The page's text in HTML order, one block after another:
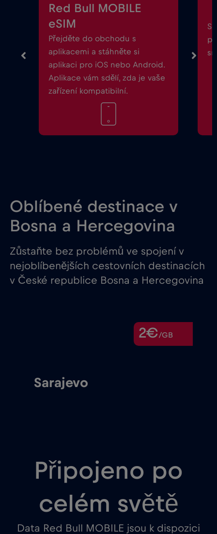
Red Bull MOBILE
eSIM
Přejděte do obchodu s
aplikacemi a stáhněte si
aplikaci pro iOS nebo Android.
Aplikace vám sdělí, zda je vaše
zařízení kompatibilní.
Oblíbené destinace v
Bosna a Hercegovina
Zůstaňte bez problémů ve spojení v
nejoblíbenějších cestovních destinacích
v České republice Bosna a Hercegovina
2€/GB
Sarajevo
Připojeno po
celém světě
Data Red Bull MOBILE jsou k dispozici